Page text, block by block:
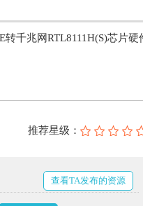
转千兆网RTL8111H(S)芯片硬
推荐星级：
查看TA发布的资源